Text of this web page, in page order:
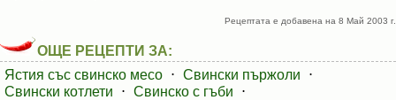
Рецептата е добавена на 8 Май 2003 г.
ОЩЕ РЕЦЕПТИ ЗА:
Ястия със свинско месо ⋅ Свински пържоли
⋅
Свински котлети
⋅ Свинско с гъби
⋅